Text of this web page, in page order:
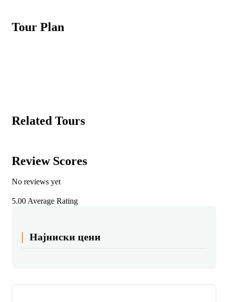
Tour Plan
Related Tours
Review Scores
No reviews yet
5.00 Average Rating
Најниски цени